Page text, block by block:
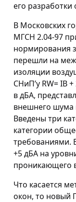
его разработки
В Московских
МГСН 2.04-97
нормирования
перешли на
изоляции
СНиП’у RW= IB
в дБА,
внешнего шума
Введены три
категории
требованиями.
+5 дБА на
проникающего
Что касается
окон, то новый